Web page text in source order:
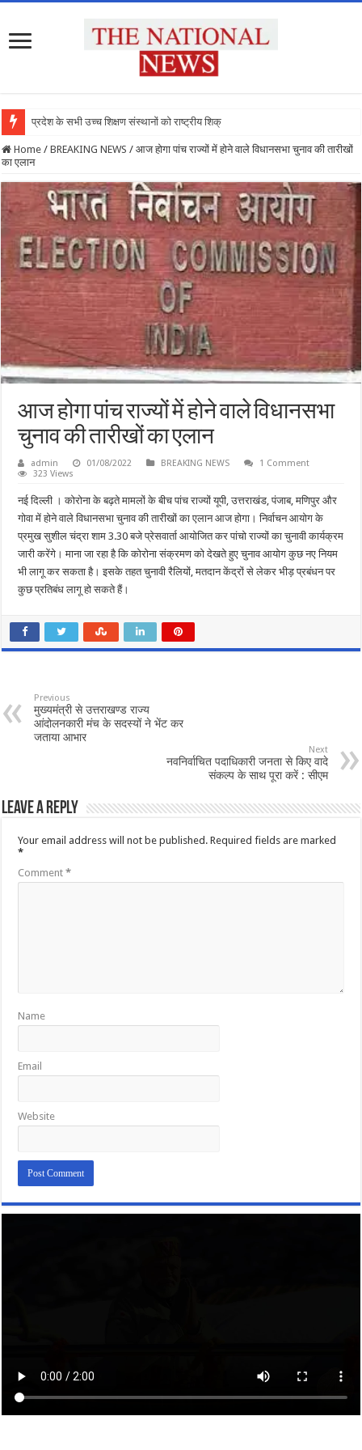
प्रदेश के सभी उच्च शिक्षण संस्थानों को राष्ट्रीय शिक्षा नीति
Home / BREAKING NEWS / आज होगा पांच राज्यों में होने वाले विधानसभा चुनाव की तारीखों
का एलान
आज होगा पांच राज्यों में होने वाले विधानसभा
चुनाव की तारीखों का एलान
admin 01/08/2022 BREAKING NEWS
1 Comment
323 Views
नई दिल्ली । कोरोना के बढ़ते मामलों के बीच पांच राज्यों यूपी, उत्तराखंड, पंजाब, मणिपुर और
गोवा में होने वाले विधानसभा चुनाव की तारीखों का एलान आज होगा। निर्वाचन आयोग के
प्रमुख सुशील चंद्रा शाम 3.30 बजे प्रेसवार्ता आयोजित कर पांचो राज्यों का चुनावी कार्यक्रम
जारी करेंगे। माना जा रहा है कि कोरोना संक्रमण को देखते हुए चुनाव आयोग कुछ नए नियम
भी लागू कर सकता है। इसके तहत चुनावी रैलियों, मतदान केंद्रों से लेकर भीड़ प्रबंधन पर
कुछ प्रतिबंध लागू हो सकते हैं।
Previous
मुख्यमंत्री से उत्तराखण्ड राज्य
आंदोलनकारी मंच के सदस्यों ने भेंट कर
जताया आभार
Next
नवनिर्वाचित पदाधिकारी जनता से किए वादे
संकल्प के साथ पूरा करें : सीएम
Leave a Reply
Your email address will not be published. Required fields are marked
*
Comment*
Name
Email
Website